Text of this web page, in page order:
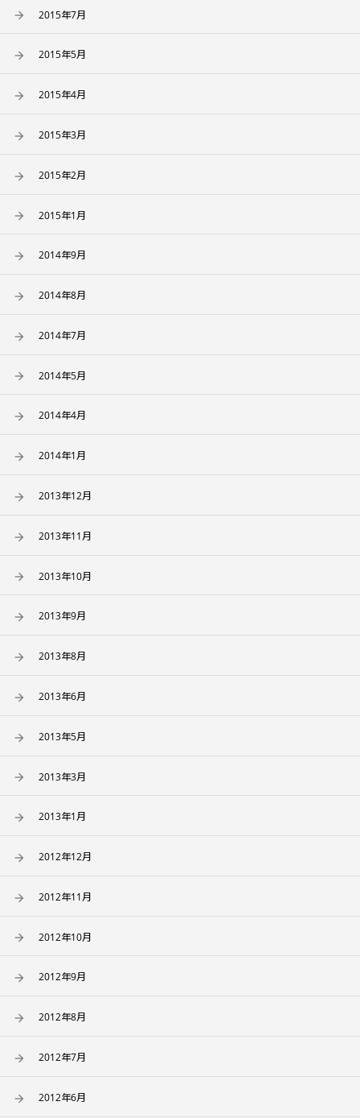
2015年7月
2015年5月
2015年4月
2015年3月
2015年2月
2015年1月
2014年9月
2014年8月
2014年7月
2014年5月
2014年4月
2014年1月
2013年12月
2013年11月
2013年10月
2013年9月
2013年8月
2013年6月
2013年5月
2013年3月
2013年1月
2012年12月
2012年11月
2012年10月
2012年9月
2012年8月
2012年7月
2012年6月